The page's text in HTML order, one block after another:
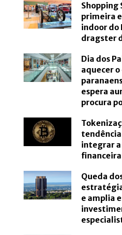
Shopping
primeira
indoor do
dragster
Dia dos
aquecer
espera
procura
tendência
integrar
Queda
e amplia